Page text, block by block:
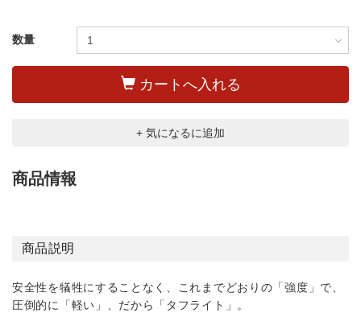
数量
カートへ入れる
+ 気になるに追加
商品情報
商品説明
安全性を犠牲にすることなく、これまでどおりの「強度」で、
圧倒的に「軽い」、だから「タフライト」。